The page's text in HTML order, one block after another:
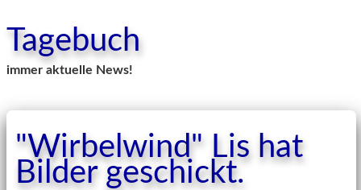
Tagebuch
immer aktuelle News!
"Wirbelwind" Lis hat
Bilder geschickt.